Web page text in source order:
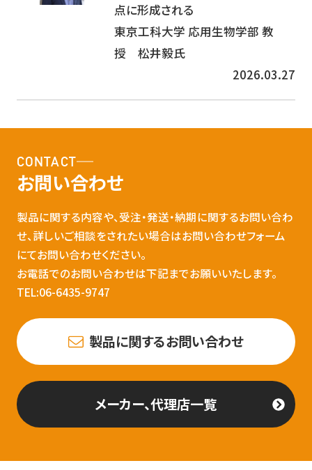
点に形成される
東京工科大学 応用生物学部 教
授 松井毅氏
2026.03.27
CONTACT
お問い合わせ
製品に関する内容や、受注・発送・納期に関するお問い合わ
せ、詳しいご相談をされたい場合はお問い合わせフォーム
にてお問い合わせください。
お電話でのお問い合わせは下記までお願いいたします。
TEL:06-6435-9747
製品に関するお問い合わせ
メーカー、代理店一覧